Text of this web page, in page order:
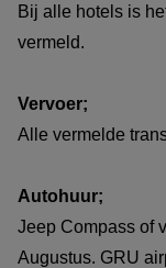
Bij alle hotels is
vermeld.
Vervoer;
Alle vermelde
Autohuur;
Jeep Compass of
Augustus. GRU